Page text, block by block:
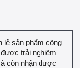
lẻ sản phẩm công
trải nghiệm
còn nhận được